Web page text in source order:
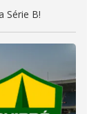
Série B!